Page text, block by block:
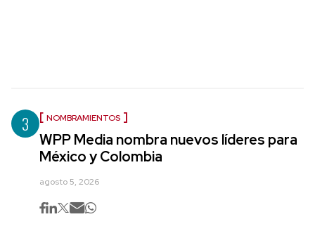
3 NOMBRAMIENTOS
WPP Media nombra nuevos líderes para
México y Colombia
agosto 5, 2026